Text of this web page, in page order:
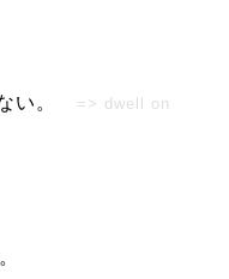
い。 => dwell on